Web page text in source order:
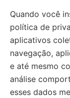
Quando você
política de
aplicativos
navegação,
e até mesmo
análise
esses dados